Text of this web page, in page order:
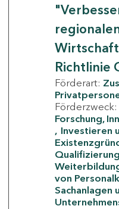
Richtlinie
Förderart:
Förderzweck:
Forschung,
Investieren
von
Sachanlagen